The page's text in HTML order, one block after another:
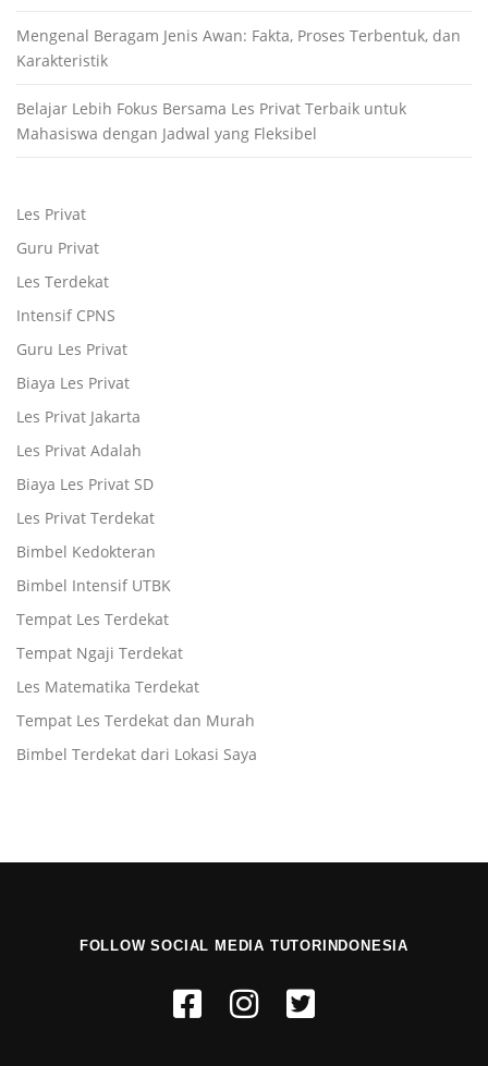
Mengenal Beragam Jenis Awan: Fakta, Proses Terbentuk, dan
Karakteristik
Belajar Lebih Fokus Bersama Les Privat Terbaik untuk
Mahasiswa dengan Jadwal yang Fleksibel
Les Privat
Guru Privat
Les Terdekat
Intensif CPNS
Guru Les Privat
Biaya Les Privat
Les Privat Jakarta
Les Privat Adalah
Biaya Les Privat SD
Les Privat Terdekat
Bimbel Kedokteran
Bimbel Intensif UTBK
Tempat Les Terdekat
Tempat Ngaji Terdekat
Les Matematika Terdekat
Tempat Les Terdekat dan Murah
Bimbel Terdekat dari Lokasi Saya
FOLLOW SOCIAL MEDIA TUTORINDONESIA